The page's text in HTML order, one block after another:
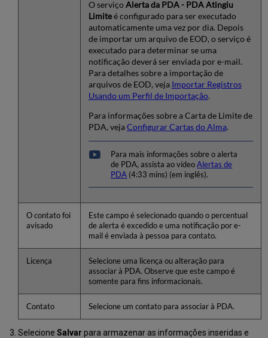
O serviçoAlerta da PDA - PDA Atingiu
Limiteé configurado para ser executado
automaticamente uma vez por dia. Depois
de importar um arquivo de EOD, o serviço é
executado para determinar se uma
notificação deverá ser enviada por e-mail.
Para detalhes sobre a importação de
arquivos de EOD, veja Importar Registros
Usando um Perfil de Importação.
Para informações sobre a Carta de Limite de
PDA, vejaConfigurar Cartas do Alma.
Para mais informações sobre o alerta
de PDA, assista ao vídeoAlertas de
PDA (4:33 mins) (em inglês).
O contato foi
avisado
Este campo é selecionado quando o percentual
de alerta é excedido e uma notificação por e-
mail é enviada à pessoa para contato.
Licença
Selecione uma licença ou alteração para
associar à PDA. Observe que este campo é
somente para fins informacionais.
Contato Selecione um contato para associar à PDA.
Selecione Salvar para armazenar as informações inseridas e